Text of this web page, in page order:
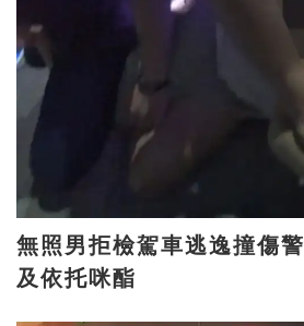
無照男拒檢駕車逃逸撞傷警 車內起出安毒
及依托咪酯